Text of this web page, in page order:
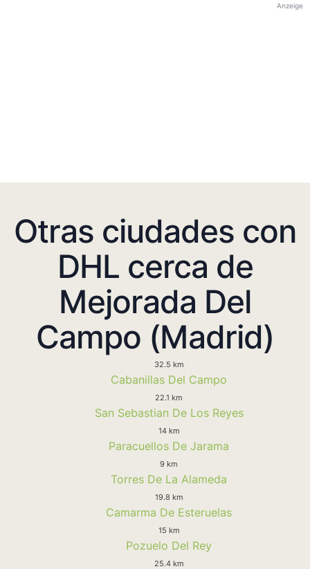
Anzeige
Otras ciudades con
DHL cerca de
Mejorada Del
Campo (Madrid)
32.5 km
Cabanillas Del Campo
22.1 km
San Sebastian De Los Reyes
14 km
Paracuellos De Jarama
9 km
Torres De La Alameda
19.8 km
Camarma De Esteruelas
15 km
Pozuelo Del Rey
25.4 km